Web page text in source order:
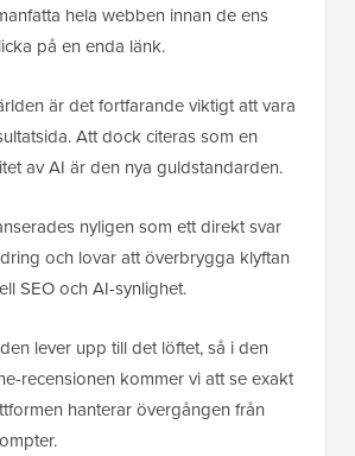
hela webben innan de ens
på en enda länk.
är det fortfarande viktigt att vara
Att dock citeras som en
av AI är den nya guldstandarden.
nyligen som ett direkt svar
och lovar att överbrygga klyftan
SEO och AI-synlighet.
lever upp till det löftet, så i den
recensionen kommer vi att se exakt
hanterar övergången från